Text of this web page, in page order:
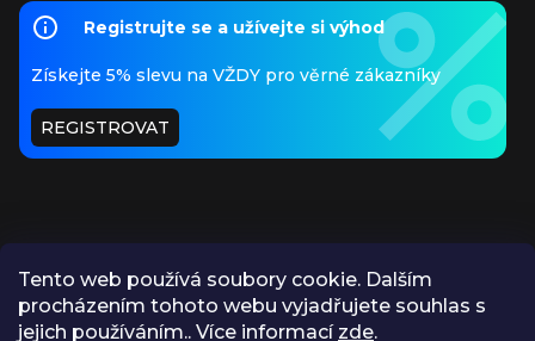
Tento web používá soubory cookie. Dalším
procházením tohoto webu vyjadřujete souhlas s
jejich používáním.. Více informací zde.
Registrujte se a užívejte si výhod
Získejte 5% slevu na VŽDY pro věrné zákazníky
REGISTROVAT
PŘIJÍMÁME ONLINE PLATBY